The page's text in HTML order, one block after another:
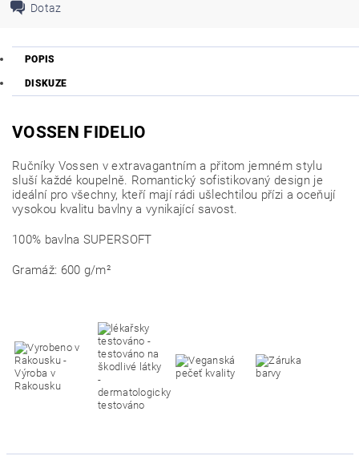
Dotaz
POPIS
DISKUZE
VOSSEN FIDELIO
Ručníky Vossen v extravagantním a přitom jemném stylu
sluší každé koupelně. Romantický sofistikovaný design je
ideální pro všechny, kteří mají rádi ušlechtilou přízi a oceňují
vysokou kvalitu bavlny a vynikající savost.
100% bavlna SUPERSOFT
Gramáž: 600 g/m²